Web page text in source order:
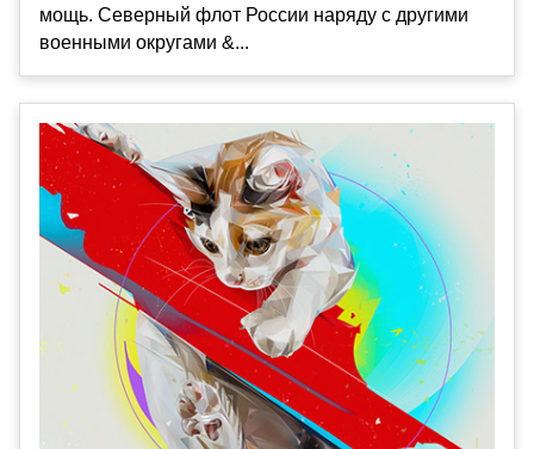
мощь. Северный флот России наряду с другими
военными округами &...